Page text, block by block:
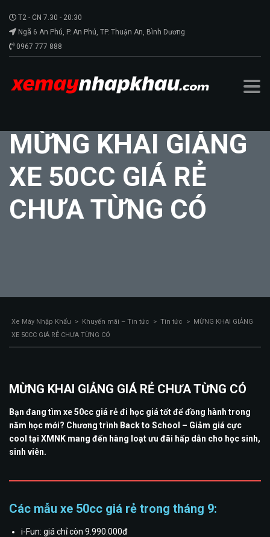
T2 - CN 7.30 - 20:30
Ngã 6 An Phú, P. An Phú, TP. Thuận An, Bình Dương
0967 777 888
MỪNG KHAI GIẢNG
XE 50CC GIÁ RẺ
CHƯA TỪNG CÓ
Xe Máy Nhập Khẩu > Khuyến mãi – Tin tức > Tin tức > MỪNG KHAI GIẢNG
XE 50CC GIÁ RẺ CHƯA TỪNG CÓ
MỪNG KHAI GIẢNG GIÁ RẺ CHƯA TỪNG CÓ
Bạn đang tìm xe 50cc giá rẻ đi học giá tốt để đồng hành trong
năm học mới? Chương trình Back to School – Giảm giá cực
cool tại XMNK mang đến hàng loạt ưu đãi hấp dẫn cho học sinh,
sinh viên.
Các mẫu xe 50cc giá rẻ trong tháng 9:
i-Fun: giá chỉ còn 9.990.000đ